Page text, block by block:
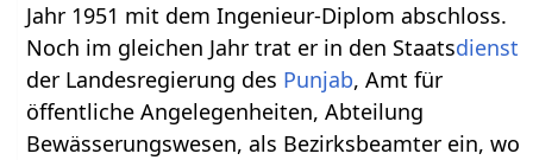
Jahr 1951 mit dem Ingenieur-Diplom abschloss.
Noch im gleichen Jahr trat er in den Staatsdienst
der Landesregierung des Punjab, Amt für
öffentliche Angelegenheiten, Abteilung
Bewässerungswesen, als Bezirksbeamter ein, wo